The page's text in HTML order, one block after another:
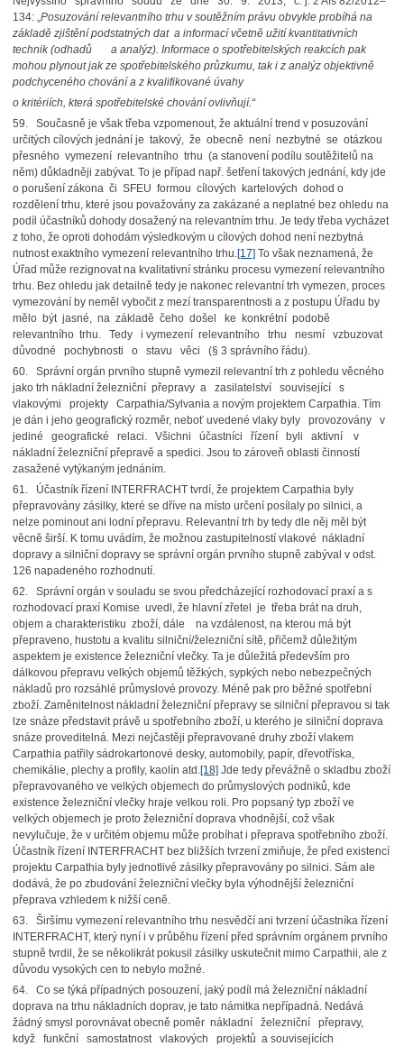
134: „Posuzování relevantního trhu v soutěžním právu obvykle probíhá na
základě zjištění podstatných dat a informací včetně užití kvantitativních
technik (odhadů a analýz). Informace o spotřebitelských reakcích pak
mohou plynout jak ze spotřebitelského průzkumu, tak i z analýz objektivně
podchyceného chování a z kvalifikované úvahy
o kritériích, která spotřebitelské chování ovlivňují.“
59. Současně je však třeba vzpomenout, že aktuální trend v posuzování
určitých cílových jednání je takový, že obecně není nezbytné se otázkou
přesného vymezení relevantního trhu (a stanovení podílu soutěžitelů na
něm) důkladněji zabývat. To je případ např. šetření takových jednání, kdy jde
o porušení zákona či SFEU formou cílových kartelových dohod o
rozdělení trhu, které jsou považovány za zakázané a neplatné bez ohledu na
podíl účastníků dohody dosažený na relevantním trhu. Je tedy třeba vycházet
z toho, že oproti dohodám výsledkovým u cílových dohod není nezbytná
nutnost exaktního vymezení relevantního trhu.[17] To však neznamená, že
Úřad může rezignovat na kvalitativní stránku procesu vymezení relevantního
trhu. Bez ohledu jak detailně tedy je nakonec relevantní trh vymezen, proces
vymezování by neměl vybočit z mezí transparentnosti a z postupu Úřadu by
mělo být jasné, na základě čeho došel ke konkrétní podobě
relevantního trhu. Tedy i vymezení relevantního trhu nesmí vzbuzovat
důvodné pochybnosti o stavu věci (§ 3 správního řádu).
60. Správní orgán prvního stupně vymezil relevantní trh z pohledu věcného
jako trh nákladní železniční přepravy a zasilatelství související s
vlakovými projekty Carpathia/Sylvania a novým projektem Carpathia. Tím
je dán i jeho geografický rozměr, neboť uvedené vlaky byly provozovány v
jediné geografické relaci. Všichni účastníci řízení byli aktivní v
nákladní železniční přepravě a spedici. Jsou to zároveň oblasti činností
zasažené vytýkaným jednáním.
61. Účastník řízení INTERFRACHT tvrdí, že projektem Carpathia byly
přepravovány zásilky, které se dříve na místo určení posílaly po silnici, a
nelze pominout ani lodní přepravu. Relevantní trh by tedy dle něj měl být
věcně širší. K tomu uvádím, že možnou zastupitelností vlakové nákladní
dopravy a silniční dopravy se správní orgán prvního stupně zabýval v odst.
126 napadeného rozhodnutí.
62. Správní orgán v souladu se svou předcházející rozhodovací praxí a s
rozhodovací praxí Komise uvedl, že hlavní zřetel je třeba brát na druh,
objem a charakteristiku zboží, dále na vzdálenost, na kterou má být
přepraveno, hustotu a kvalitu silniční/železniční sítě, přičemž důležitým
aspektem je existence železniční vlečky. Ta je důležitá především pro
dálkovou přepravu velkých objemů těžkých, sypkých nebo nebezpečných
nákladů pro rozsáhlé průmyslové provozy. Méně pak pro běžné spotřební
zboží. Zaměnitelnost nákladní železniční přepravy se silniční přepravou si tak
lze snáze představit právě u spotřebního zboží, u kterého je silniční doprava
snáze proveditelná. Mezi nejčastěji přepravované druhy zboží vlakem
Carpathia patřily sádrokartonové desky, automobily, papír, dřevotříska,
chemikálie, plechy a profily, kaolín atd.[18] Jde tedy převážně o skladbu zboží
přepravovaného ve velkých objemech do průmyslových podniků, kde
existence železniční vlečky hraje velkou roli. Pro popsaný typ zboží ve
velkých objemech je proto železniční doprava vhodnější, což však
nevylučuje, že v určitém objemu může probíhat i přeprava spotřebního zboží.
Účastník řízení INTERFRACHT bez bližších tvrzení zmiňuje, že před existencí
projektu Carpathia byly jednotlivé zásilky přepravovány po silnici. Sám ale
dodává, že po zbudování železniční vlečky byla výhodnější železniční
přeprava vzhledem k nižší ceně.
63. Širšímu vymezení relevantního trhu nesvědčí ani tvrzení účastníka řízení
INTERFRACHT, který nyní i v průběhu řízení před správním orgánem prvního
stupně tvrdil, že se několikrát pokusil zásilky uskutečnit mimo Carpathii, ale z
důvodu vysokých cen to nebylo možné.
64. Co se týká případných posouzení, jaký podíl má železniční nákladní
doprava na trhu nákladních doprav, je tato námitka nepřípadná. Nedává
žádný smysl porovnávat obecně poměr nákladní železniční přepravy,
když funkční samostatnost vlakových projektů a souvisejících